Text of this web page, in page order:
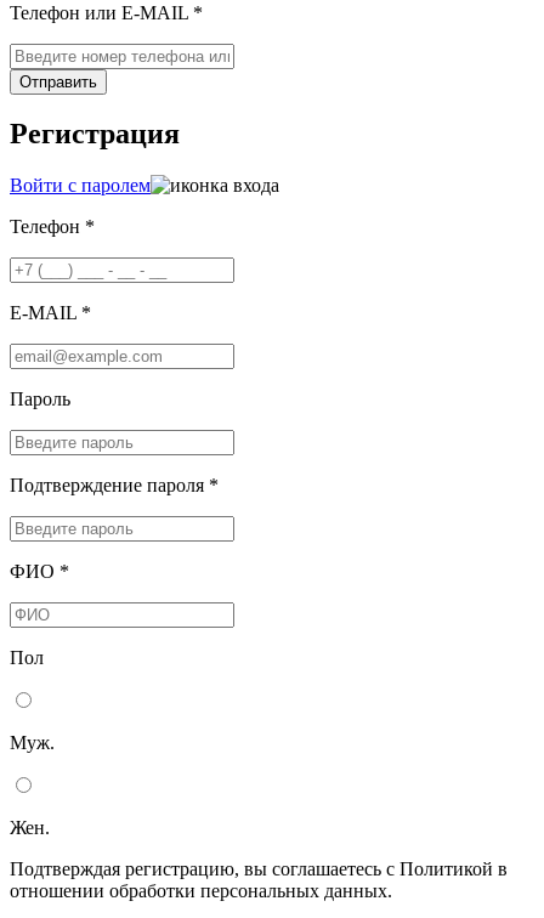
Телефон или E-MAIL *
Отправить
Регистрация
Войти с паролем
Телефон *
E-MAIL *
Пароль
Подтверждение пароля *
ФИО *
Пол
Муж.
Жен.
Подтверждая регистрацию, вы соглашаетесь с Политикой в
отношении обработки персональных данных.